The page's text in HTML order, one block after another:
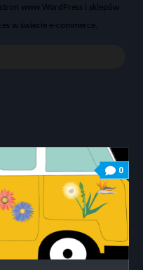
www WordPress i sklepów
w świecie e-commerce.
0